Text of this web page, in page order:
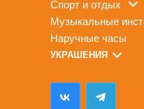
спорт и отдых
музыкальные
наручные часы
УКРАШЕНИЯ